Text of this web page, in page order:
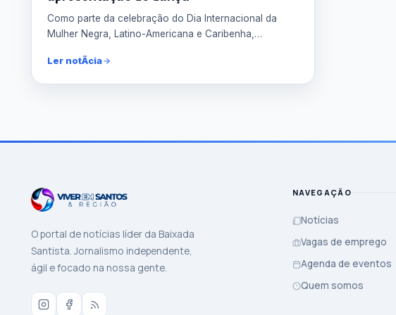
Como parte da celebração do Dia Internacional da
Mulher Negra, Latino-Americana e Caribenha,
Ler notÃ­cia
O portal de notícias líder da Baixada
Santista. Jornalismo independente,
ágil e focado na nossa gente.
NAVEGAÇÃO
Notícias
Vagas de emprego
Agenda de eventos
Quem somos